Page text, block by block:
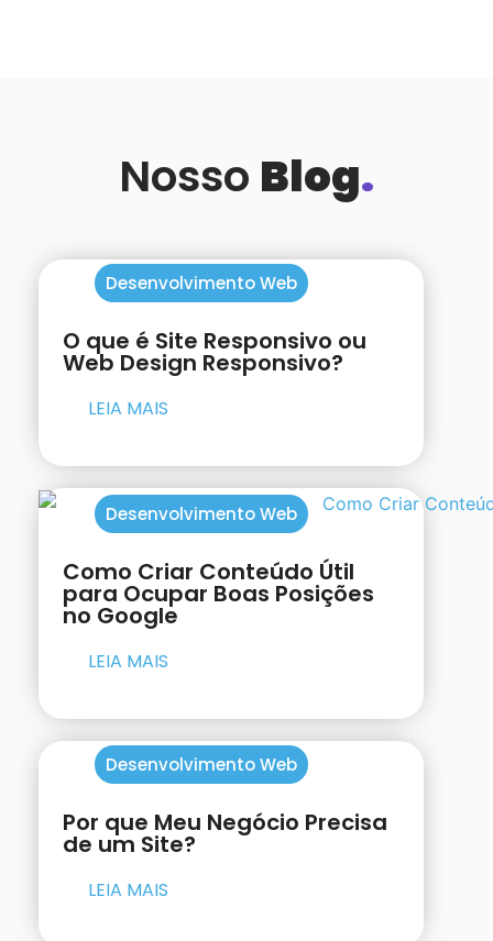
Nosso Blog.
Desenvolvimento Web
O que é Site Responsivo ou
Web Design Responsivo?
LEIA MAIS
Desenvolvimento Web
Como Criar Conteúdo Útil
para Ocupar Boas Posições
no Google
LEIA MAIS
Desenvolvimento Web
Por que Meu Negócio Precisa
de um Site?
LEIA MAIS